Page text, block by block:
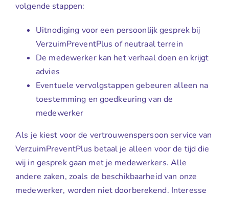
volgende stappen:
Uitnodiging voor een persoonlijk gesprek bij
VerzuimPreventPlus of neutraal terrein
De medewerker kan het verhaal doen en krijgt
advies
Eventuele vervolgstappen gebeuren alleen na
toestemming en goedkeuring van de
medewerker
Als je kiest voor de vertrouwenspersoon service van
VerzuimPreventPlus betaal je alleen voor de tijd die
wij in gesprek gaan met je medewerkers. Alle
andere zaken, zoals de beschikbaarheid van onze
medewerker, worden niet doorberekend. Interesse